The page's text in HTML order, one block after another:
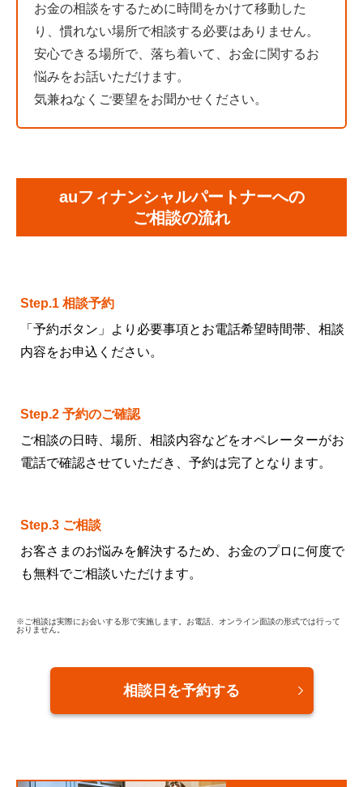
お金の相談をするために時間をかけて移動した
り、慣れない場所で相談する必要はありません。
安心できる場所で、落ち着いて、お金に関するお
悩みをお話いただけます。
気兼ねなくご要望をお聞かせください。
auフィナンシャルパートナーへの
ご相談の流れ
Step.1 相談予約
「予約ボタン」より必要事項とお電話希望時間帯、相談
内容をお申込ください。
Step.2 予約のご確認
ご相談の日時、場所、相談内容などをオペレーターがお
電話で確認させていただき、予約は完了となります。
Step.3 ご相談
お客さまのお悩みを解決するため、お金のプロに何度で
も無料でご相談いただけます。
※ご相談は実際にお会いする形で実施します。お電話、オンライン面談の形式では行って
おりません。
相談日を予約する